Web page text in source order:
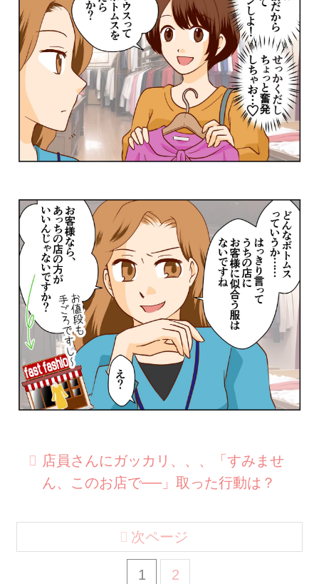
店員さんにガッカリ、、、「すみませ
ん、このお店で──」取った行動は？
1 2
次ページ